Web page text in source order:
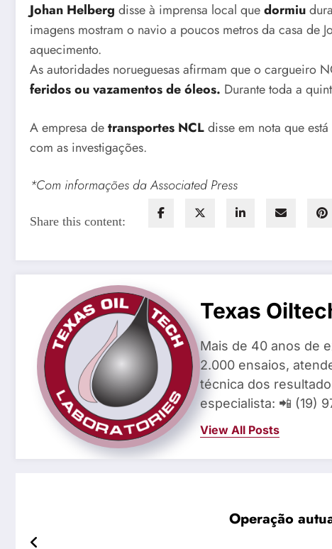
Johan Helberg disse à imprensa local quedormiu
imagens mostram o navio a poucos metros da casa de
aquecimento.
As autoridades norueguesas afirmam que o cargueiro
feridos ou vazamentos de óleos. Durante toda a
A empresa detransportes NCLdisse em nota que
com as investigações.
*Com informações da Associated Press
Share this content:
Texas
Mais de 40 anos de
2.000 ensaios,
técnica dos
especialista: 📲 (19)
View All Posts
Operação